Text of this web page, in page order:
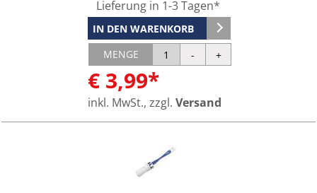
Lieferung in 1-3 Tagen*
IN DEN WARENKORB
MENGE
€ 3,99*
inkl. MwSt., zzgl. Versand